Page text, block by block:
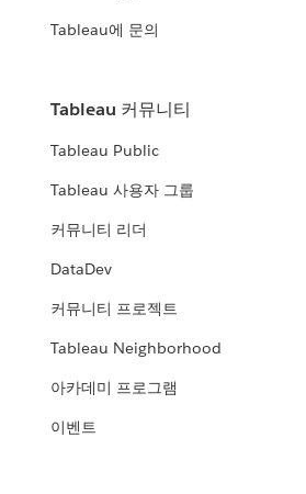
Tableau에 문의
Tableau 커뮤니티
Tableau Public
Tableau 사용자 그룹
커뮤니티 리더
DataDev
커뮤니티 프로젝트
Tableau Neighborhood
아카데미 프로그램
이벤트